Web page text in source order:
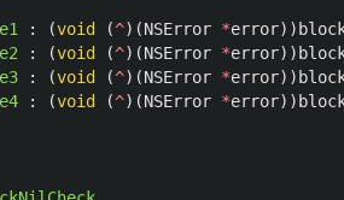
: (void (^)(NSError *error))
: (void (^)(NSError *error))
: (void (^)(NSError *error))
: (void (^)(NSError *error))